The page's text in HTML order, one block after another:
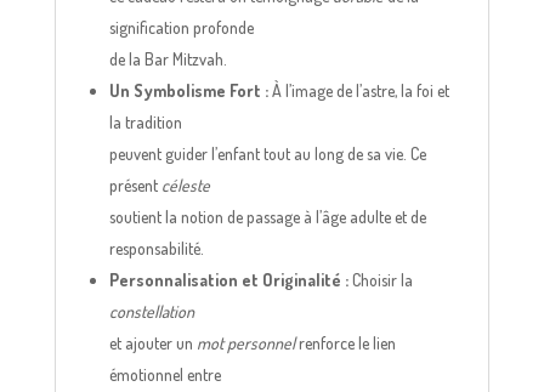
signification profonde
de la Bar Mitzvah.
Un Symbolisme Fort :À l’image de l’astre, la foi et
la tradition
peuvent guider l’enfant tout au long de sa vie. Ce
présent céleste
soutient la notion de passage à l’âge adulte et de
responsabilité.
Personnalisation et Originalité :Choisir la
constellation
et ajouter un mot personnelrenforce le lien
émotionnel entre